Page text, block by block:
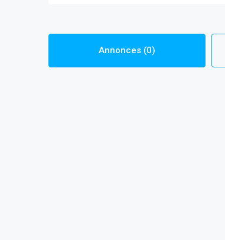
Annonces (0)